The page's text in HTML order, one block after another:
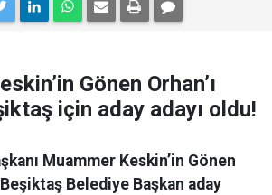
Gönen Orhan’ı
için aday adayı oldu!
Muammer Keskin’in Gönen
Beşiktaş Belediye Başkan aday